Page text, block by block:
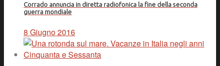
Corrado annuncia in diretta radiofonica la fine della seconda
guerra mondiale
8 Giugno 2016